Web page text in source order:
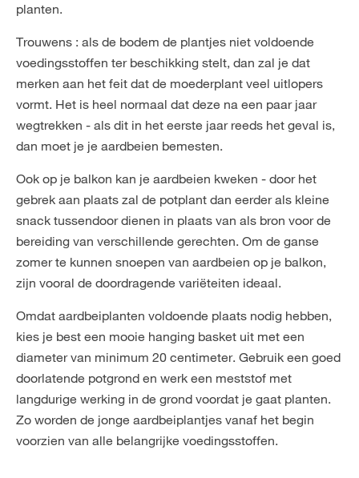
planten.
Trouwens : als de bodem de plantjes niet voldoende
voedingsstoffen ter beschikking stelt, dan zal je dat
merken aan het feit dat de moederplant veel uitlopers
vormt. Het is heel normaal dat deze na een paar jaar
wegtrekken - als dit in het eerste jaar reeds het geval is,
dan moet je je aardbeien bemesten.
Ook op je balkon kan je aardbeien kweken - door het
gebrek aan plaats zal de potplant dan eerder als kleine
snack tussendoor dienen in plaats van als bron voor de
bereiding van verschillende gerechten. Om de ganse
zomer te kunnen snoepen van aardbeien op je balkon,
zijn vooral de doordragende variëteiten ideaal.
Omdat aardbeiplanten voldoende plaats nodig hebben,
kies je best een mooie hanging basket uit met een
diameter van minimum 20 centimeter. Gebruik een goed
doorlatende potgrond en werk een meststof met
langdurige werking in de grond voordat je gaat planten.
Zo worden de jonge aardbeiplantjes vanaf het begin
voorzien van alle belangrijke voedingsstoffen.